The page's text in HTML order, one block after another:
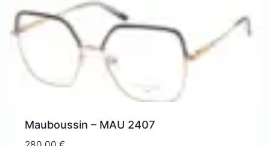
Mauboussin – MAU 2407